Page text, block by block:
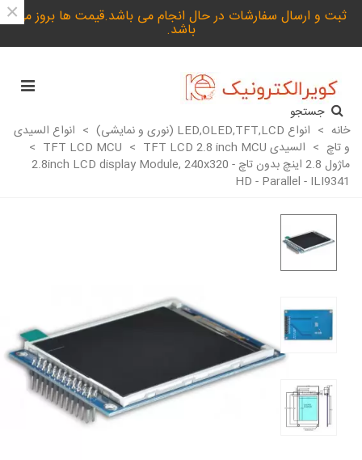
ثبت و ارسال سفارشات در حال انجام می باشد.قیمت ها بروز می
باشد.
×
جستجو
خانه > انواع LED,OLED,TFT,LCD (نوری و نمایشی) > انواع السیدی
و تاچ > السیدی TFT LCD MCU > TFT LCD 2.8 inch MCU
>
ماژول 2.8 اینچ بدون تاچ 2.8inch LCD display Module, 240x320 -
HD - Parallel - ILI9341